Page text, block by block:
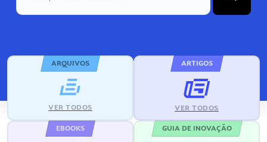
ARQUIVOS
VER TODOS
ARTIGOS
VER TODOS
EBOOKS GUIA DE INOVAÇÃO